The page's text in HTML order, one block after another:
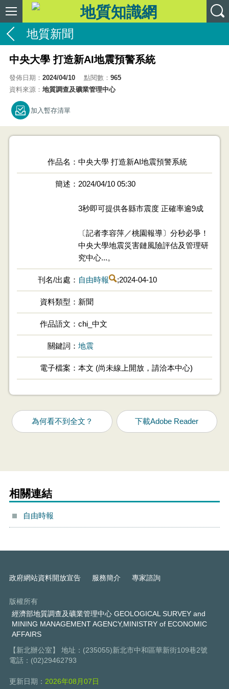
地質新聞
中央大學 打造新AI地震預警系統
發佈日期： 2024/04/10 點閱數： 965
資料來源： 地質調查及礦業管理中心
加入暫存清單
作品名 中央大學 打造新AI地震預警系統
簡述 2024/04/10 05:30
3秒即可提供各縣市震度 正確率逾9成
〔記者李容萍／桃園報導〕分秒必爭！
中央大學地震災害鏈風險評估及管理研
究中心...。
刊名/出處 自由時報 ;2024-04-10
資料類型 新聞
作品語文 chi_中文
關鍵詞 地震
電子檔案 本文 (尚未線上開放，請洽本中心)
為何看不到全文？ 下載Adobe Reader
相關連結
自由時報
政府網站資料開放宣告 服務簡介 專家諮詢
版權所有
經濟部地質調查及礦業管理中心 GEOLOGICAL SURVEY and
MINING MANAGEMENT AGENCY,MINISTRY of ECONOMIC
AFFAIRS
【新北辦公室】 地址：(235055)新北市中和區華新街109巷2號
電話：(02)29462793
更新日期： 2026年08月07日